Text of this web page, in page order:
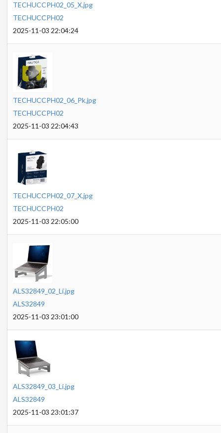
TECHUCCPH02_05_X.jpg
TECHUCCPH02
2025-11-03 22:04:24
TECHUCCPH02_06_Pk.jpg
TECHUCCPH02
2025-11-03 22:04:43
TECHUCCPH02_07_X.jpg
TECHUCCPH02
2025-11-03 22:05:00
ALS32849_02_Li.jpg
ALS32849
2025-11-03 23:01:00
ALS32849_03_Li.jpg
ALS32849
2025-11-03 23:01:37